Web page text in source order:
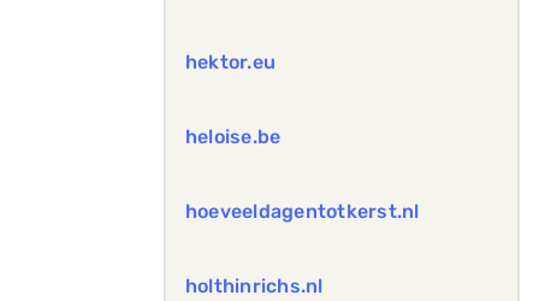
hektor.eu
heloise.be
hoeveeldagentotkerst.nl
holthinrichs.nl